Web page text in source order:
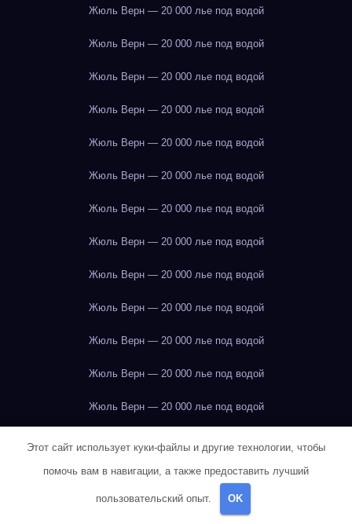
Жюль Верн — 20 000 лье под водой
Жюль Верн — 20 000 лье под водой
Жюль Верн — 20 000 лье под водой
Жюль Верн — 20 000 лье под водой
Жюль Верн — 20 000 лье под водой
Жюль Верн — 20 000 лье под водой
Жюль Верн — 20 000 лье под водой
Жюль Верн — 20 000 лье под водой
Жюль Верн — 20 000 лье под водой
Жюль Верн — 20 000 лье под водой
Жюль Верн — 20 000 лье под водой
Жюль Верн — 20 000 лье под водой
Жюль Верн — 20 000 лье под водой
Жюль Верн — 20 000 лье под водой
Жюль Верн — 20 000 лье под водой
Этот сайт использует куки-файлы и другие технологии, чтобы
помочь вам в навигации, а также предоставить лучший
пользовательский опыт. OK